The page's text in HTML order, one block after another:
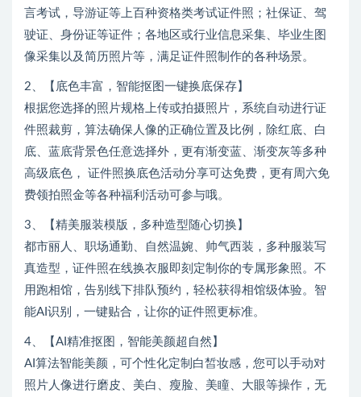
言考试，导游证等上百种资格类考试证件照；社保证、驾
驶证、身份证等证件；各地区或行业信息采集、毕业生图
像采集以及简历照片等，满足证件照制作的各种场景。
2、【底色丰富，智能抠图一键换底保存】
根据您选择的照片规格上传或拍摄照片，系统自动进行证
件照裁剪，算法确保人像的正确位置及比例，除红底、白
底、蓝底背景色任意选择外，更有渐变蓝、渐变灰等多种
高级底色， 证件照换底色活动分享可达免费，更有周六免
费领拍照金等各种福利活动可参与哦。
3、【精美服装模版，多种造型随心切换】
都市丽人、职场通勤、自然温婉、帅气西装，多种服装写
真造型，证件照在线换衣服即刻定制你的专属形象照。不
用跑相馆，告别线下排队预约，轻松获得相馆级体验。智
能AI识别，一键贴合，让你的证件照更标准。
4、【AI精准抠图，智能美颜超自然】
AI算法智能美颜，可个性化定制白皙妆感，您可以手动对
照片人像进行磨皮、美白、瘦脸、美瞳、大眼等操作，无